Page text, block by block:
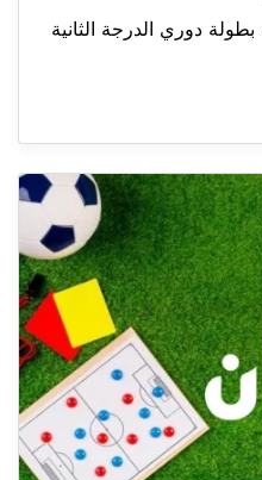
بطولة دوري الدرجة الثانية